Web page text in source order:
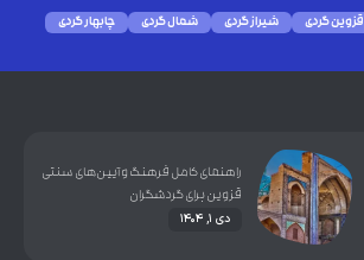
قزوین گردی شیراز گردی شمال گردی
چابهار گردی
راهنمای کامل فرهنگ و آیین‌های سنتی
قزوین برای گردشگران
دی ۱, ۱۴۰۴